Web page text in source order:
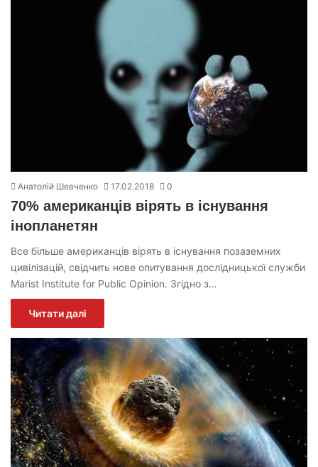
Анатолій Шевченко 17.02.2018 0
70% американців вірять в існування
інопланетян
Все більше американців вірять в існування позаземних
цивілізацій, свідчить нове опитування дослідницької служби
Marist Institute for Public Opinion. Згідно з…
Читати далі